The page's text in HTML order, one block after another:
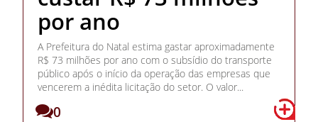
por ano
A Prefeitura do Natal estima gastar aproximadamente
R$ 73 milhões por ano com o subsídio do transporte
público após o início da operação das empresas que
vencerem a inédita licitação do setor. O valor...
0